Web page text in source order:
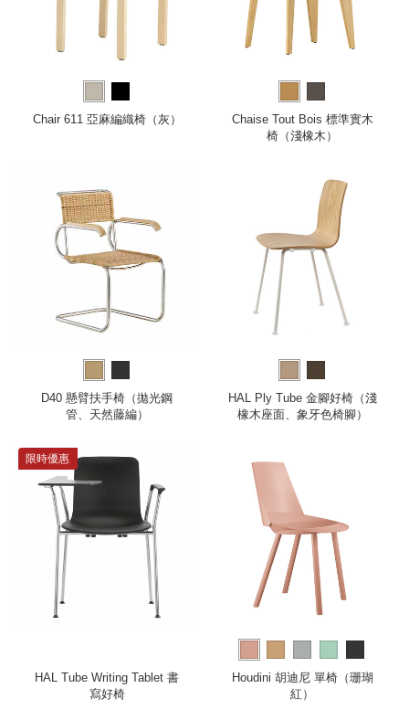
Chair 611 亞麻編織椅（灰）
Chaise Tout Bois 標準實木
椅（淺橡木）
D40 懸臂扶手椅（拋光鋼
管、天然藤編）
HAL Ply Tube 金腳好椅（淺
橡木座面、象牙色椅腳）
限時優惠
HAL Tube Writing Tablet 書
寫好椅
Houdini 胡迪尼 單椅（珊瑚
紅）